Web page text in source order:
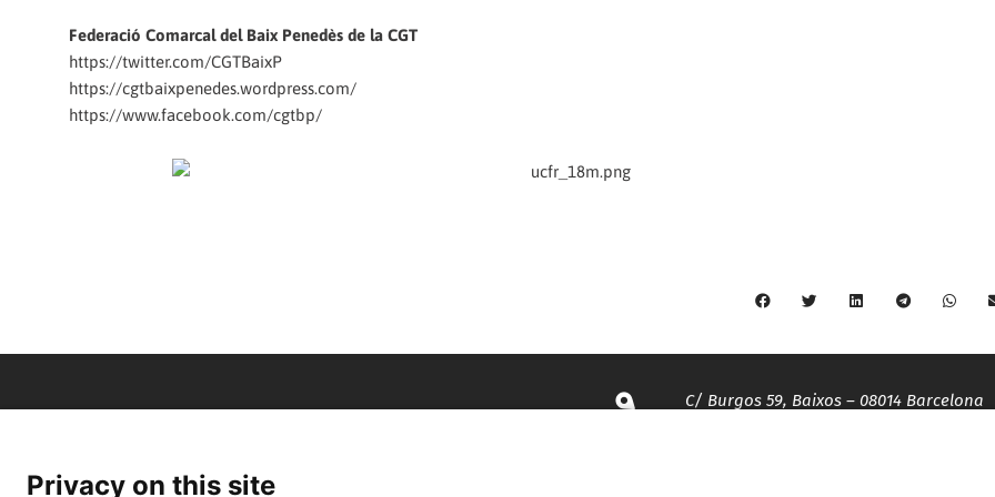
Federació Comarcal del Baix Penedès de la CGT
https://twitter.com/CGTBaixP
https://cgtbaixpenedes.wordpress.com/
https://www.facebook.com/cgtbp/
C/ Burgos 59, Baixos – 08014 Barcelona
Privacy on this site